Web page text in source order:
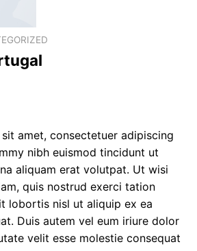
amet, consectetuer adipiscing
nibh euismod tincidunt ut
aliquam erat volutpat. Ut wisi
quis nostrud exerci tation
lobortis nisl ut aliquip ex ea
Duis autem vel eum iriure dolor
velit esse molestie consequat